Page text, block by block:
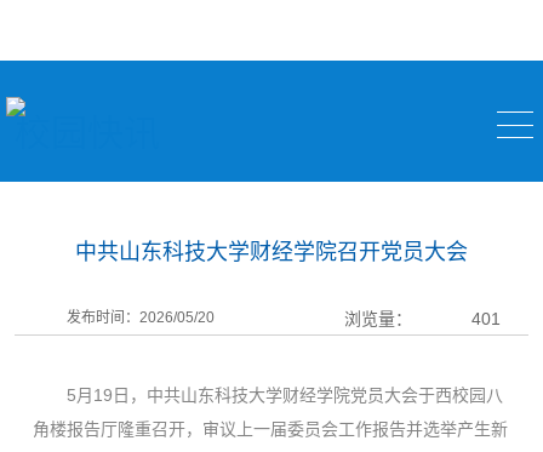
中共山东科技大学财经学院召开党员大会
发布时间：2026/05/20 浏览量： 401
5月19日，中共山东科技大学财经学院党员大会于西校园八
角楼报告厅隆重召开，审议上一届委员会工作报告并选举产生新